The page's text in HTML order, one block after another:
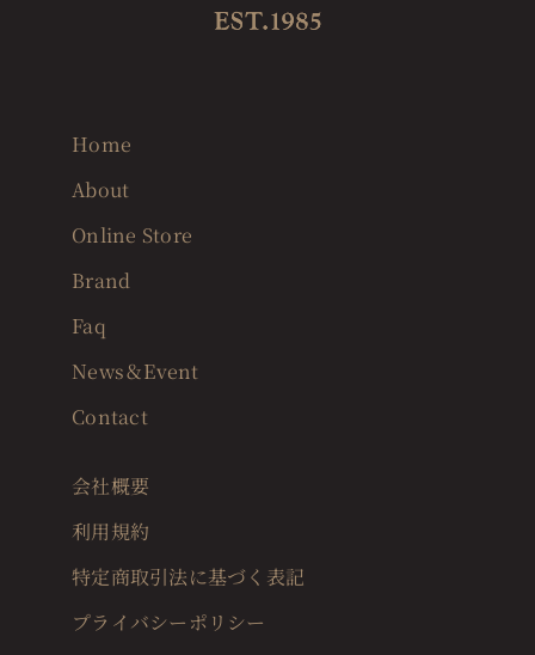
Home
About
Online Store
Brand
Faq
News＆Event
Contact
会社概要
利用規約
特定商取引法に基づく表記
プライバシーポリシー